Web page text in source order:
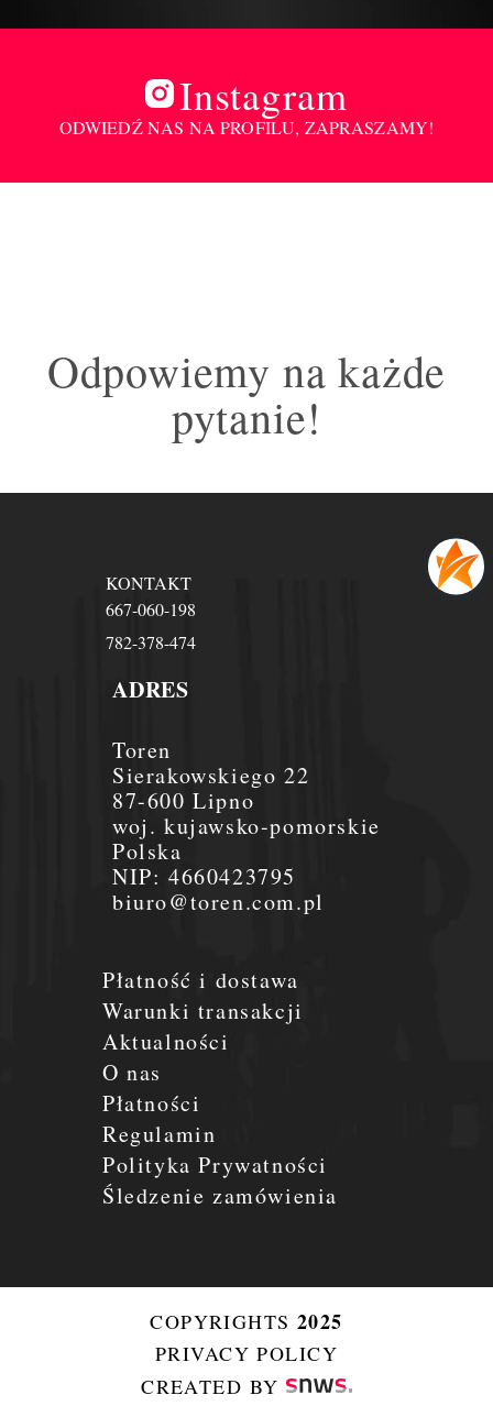
Instagram
ODWIEDŹ NAS NA PROFILU, ZAPRASZAMY!
Odpowiemy na każde
pytanie!
Płatność i dostawa
Warunki transakcji
Aktualności
O nas
Płatności
Regulamin
Polityka Prywatności
Śledzenie zamówienia
ADRES
Toren
Sierakowskiego 22
87-600 Lipno
woj. kujawsko-pomorskie
Polska
NIP:4660423795
biuro@toren.com.pl
KONTAKT
667-060-198
782-378-474
COPYRIGHTS 2025
PRIVACY POLICY
CREATED BY